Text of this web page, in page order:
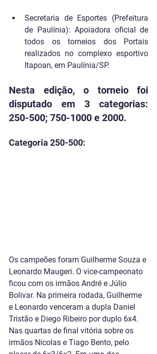
Secretaria de Esportes (Prefeitura
de Paulínia): Apoiadora oficial de
todos os torneios dos Portais
realizados no complexo esportivo
Itapoan, em Paulínia/SP.
Nesta edição, o torneio foi
disputado em 3 categorias:
250-500; 750-1000 e 2000.
Categoria 250-500:
Os campeões foram Guilherme Souza e
Leonardo Maugeri. O vice-campeonato
ficou com os irmãos André e Júlio
Bolivar. Na primeira rodada, Guilherme
e Leonardo venceram a dupla Daniel
Tristão e Diego Ribeiro por duplo 6x4.
Nas quartas de final vitória sobre os
irmãos Nicolas e Tiago Bento, pelo